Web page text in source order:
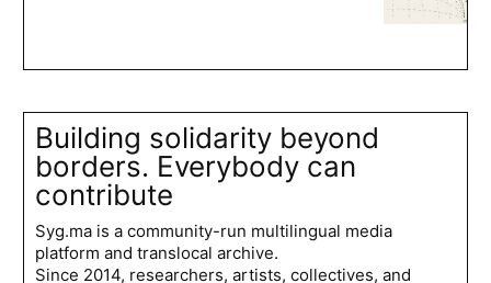
Building solidarity beyond
borders. Everybody can
contribute
Syg.ma is a community-run multilingual media
platform and translocal archive.
Since 2014, researchers, artists, collectives, and